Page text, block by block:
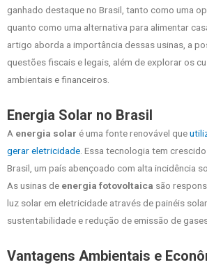
ganhado destaque no Brasil, tanto como uma
quanto como uma alternativa para alimentar
artigo aborda a importância dessas usinas, a
questões fiscais e legais, além de explorar os
ambientais e financeiros.
Energia Solar no Brasil
A energia solar é uma fonte renovável que
gerar eletricidade. Essa tecnologia tem
Brasil, um país abençoado com alta incidência
As usinas de energia fotovoltaica são
luz solar em eletricidade através de painéis
sustentabilidade e redução de emissão de
Vantagens Ambientais e